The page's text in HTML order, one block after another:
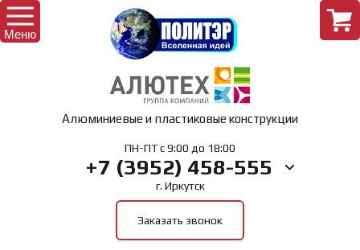
Алюминиевые и пластиковые конструкции
ПН-ПТ с 9:00 до 18:00
+7 (3952) 458-555
г. Иркутск
Заказать звонок
Меню